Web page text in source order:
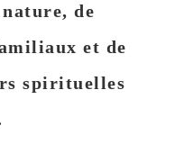
de
et de
spirituelles